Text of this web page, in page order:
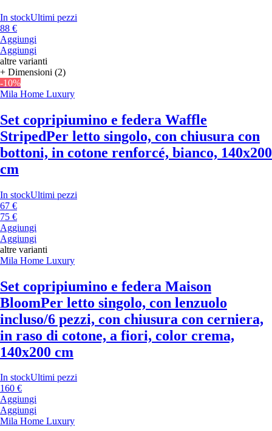
In stockUltimi pezzi
88 €
Aggiungi
Aggiungi
altre varianti
+ Dimensioni (2)
-10%
Mila Home Luxury
Set copripiumino e federa Waffle
StripedPer letto singolo, con chiusura con
bottoni, in cotone renforcé, bianco, 140x200
cm
In stockUltimi pezzi
67 €
75 €
Aggiungi
Aggiungi
altre varianti
Mila Home Luxury
Set copripiumino e federa Maison
BloomPer letto singolo, con lenzuolo
incluso/6 pezzi, con chiusura con cerniera,
in raso di cotone, a fiori, color crema,
140x200 cm
In stockUltimi pezzi
160 €
Aggiungi
Aggiungi
Mila Home Luxury